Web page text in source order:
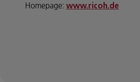
Homepage: www.ricoh.de